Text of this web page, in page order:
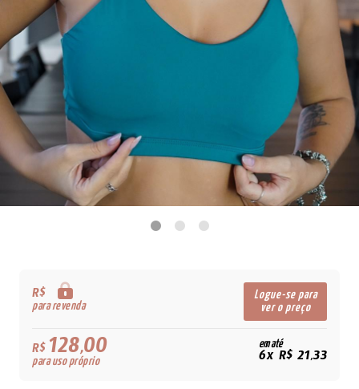
R$
para revenda
Logue-se para
ver o preço
R$128,00
para uso próprio
em até
6x R$ 21,33